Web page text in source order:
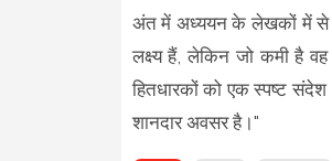
अंत में अध्ययन के लेखकों में से
लक्ष्य हैं, लेकिन जो कमी है
हितधारकों को एक स्पष्ट
शानदार अवसर है।"